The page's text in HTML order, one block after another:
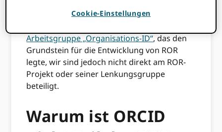
letzte Aktualisierung der Organisations-IDs
Arbeitsgruppe „Organisations-ID“, das den
Grundstein für die Entwicklung von ROR
legte, wir sind jedoch nicht direkt am ROR-
Projekt oder seiner Lenkungsgruppe
beteiligt.
Warum ist ORCID
Cookie-Einstellungen